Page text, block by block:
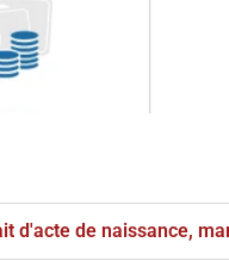
d'acte de naissance,